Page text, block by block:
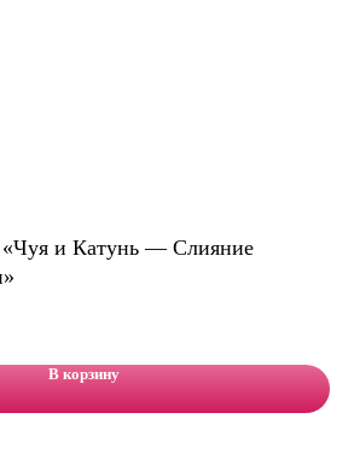
«Чуя и Катунь — Слияние
В корзину